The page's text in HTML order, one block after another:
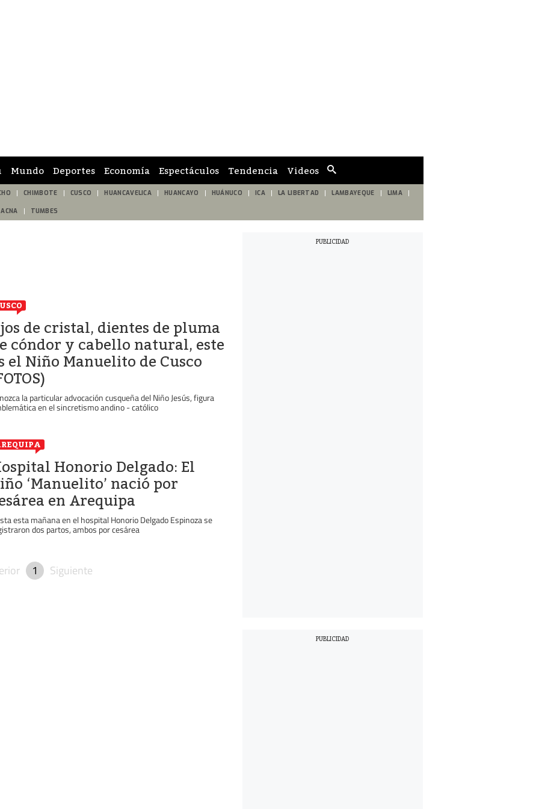
de
búsqueda
Mundo Deportes Economía Espectáculos Tendencia Videos
CHIMBOTE CUSCO HUANCAVELICA HUANCAYO HUÁNUCO ICA LA LIBERTAD LAMBAYEQUE LIMA
TUMBES
de cristal, dientes de pluma
cóndor y cabello natural, este
el Niño Manuelito de Cusco
la particular advocación cusqueña del Niño Jesús, figura
en el sincretismo andino - católico
Honorio Delgado: El
‘Manuelito’ nació por
en Arequipa
esta mañana en el hospital Honorio Delgado Espinoza se
dos partos, ambos por cesárea
1 Siguiente